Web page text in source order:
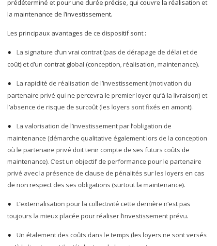
prédéterminé et pour une durée précise, qui couvre la réalisation et
la maintenance de l’investissement.
Les principaux avantages de ce dispositif sont :
La signature d’un vrai contrat (pas de dérapage de délai et de
coût) et d’un contrat global (conception, réalisation, maintenance).
La rapidité de réalisation de l’investissement (motivation du
partenaire privé qui ne percevra le premier loyer qu’à la livraison) et
l’absence de risque de surcoût (les loyers sont fixés en amont).
La valorisation de l’investissement par l’obligation de
maintenance (démarche qualitative également lors de la conception
où le partenaire privé doit tenir compte de ses futurs coûts de
maintenance). C’est un objectif de performance pour le partenaire
privé avec la présence de clause de pénalités sur les loyers en cas
de non respect des ses obligations (surtout la maintenance).
L’externalisation pour la collectivité cette dernière n’est pas
toujours la mieux placée pour réaliser l’investissement prévu.
Un étalement des coûts dans le temps (les loyers ne sont versés